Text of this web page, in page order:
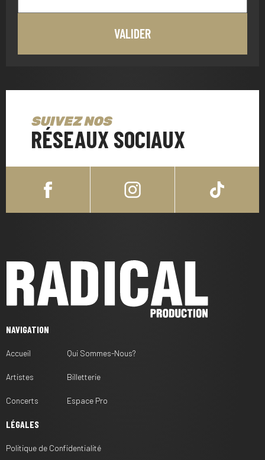
SUIVEZ NOS
RÉSEAUX SOCIAUX
NAVIGATION
Accueil
Artistes
Concerts
Qui Sommes-Nous?
Billetterie
Espace Pro
LÉGALES
Politique de Confidentialité